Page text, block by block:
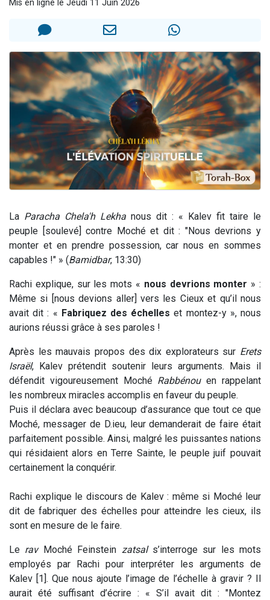
Il reste 49 places pour étudier en groupe sur Zoom
Eva vient de donner son Maasser
Mis en ligne le Jeudi 11 Juin 2026
La Paracha Chela'h Lekha nous dit : « Kalev fit taire le
peuple [soulevé] contre Moché et dit : "Nous devrions y
monter et en prendre possession, car nous en sommes
capables !" » (Bamidbar, 13:30)
Rachi explique, sur les mots « nous devrions monter » :
Même si [nous devions aller] vers les Cieux et qu’il nous
avait dit : « Fabriquez des échelles et montez-y », nous
aurions réussi grâce à ses paroles !
Après les mauvais propos des dix explorateurs sur Erets
Israël, Kalev prétendit soutenir leurs arguments. Mais il
défendit vigoureusement Moché Rabbénouen rappelant
les nombreux miracles accomplis en faveur du peuple.
Puis il déclara avec beaucoup d’assurance que tout ce que
Moché, messager de D.ieu, leur demanderait de faire était
parfaitement possible. Ainsi, malgré les puissantes nations
qui résidaient alors en Terre Sainte, le peuple juif pouvait
certainement la conquérir.
Rachi explique le discours de Kalev : même si Moché leur
dit de fabriquer des échelles pour atteindre les cieux, ils
sont en mesure de le faire.
Le ravMoché Feinstein zatsals’interroge sur les mots
employés par Rachi pour interpréter les arguments de
Kalev [1]. Que nous ajoute l’image de l’échelle à gravir ? Il
aurait été suffisant d’écrire : « S’il avait dit : "Montez